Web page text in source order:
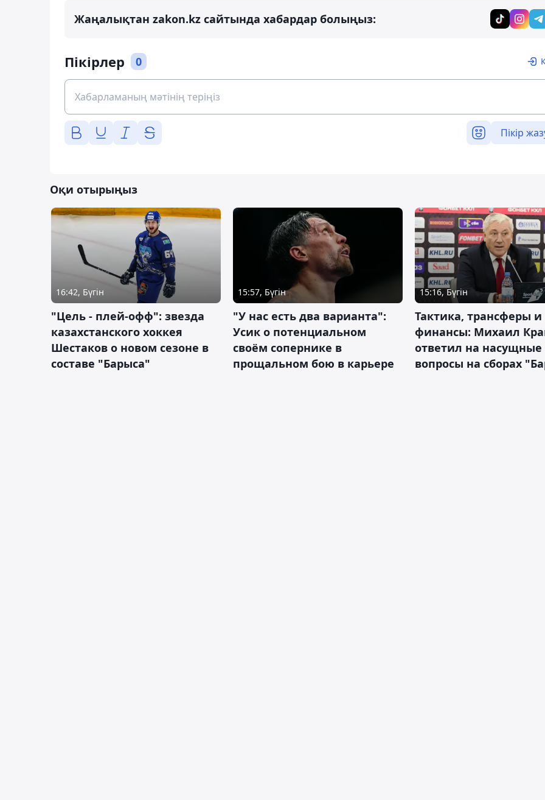
Жаңалықтан zakon.kz сайтында хабардар болыңыз:
Пікірлер 0
Пікір
Оқи отырыңыз
16:42, Бүгін
"Цель - плей-офф": звезда
казахстанского хоккея
Шестаков о новом сезоне в
составе "Барыса"
15:57, Бүгін
"У нас есть два варианта":
Усик о потенциальном
своём сопернике в
прощальном бою в карьере
15:16, Бүгін
Тактика, трансферы и
финансы: Михаил
ответил на насущные
вопросы на сборах